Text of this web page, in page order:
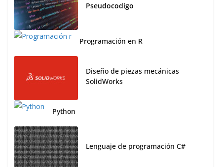
Pseudocodigo
Programación en R
Diseño de piezas mecánicas
SolidWorks
Python
Lenguaje de programación C#